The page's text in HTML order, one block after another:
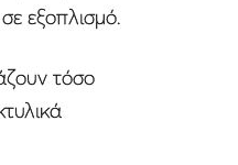
εξοπλισμό.
τόσο